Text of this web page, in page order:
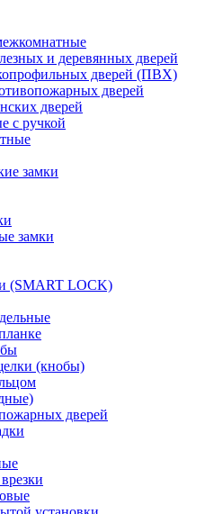
и деревянных дверей
дверей (ПВХ)
дверей
дверей
с ручкой
замки
замки
(SMART LOCK)
(кнобы)
дверей